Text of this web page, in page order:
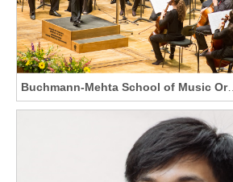
Buchmann-Mehta School of Music Orchester